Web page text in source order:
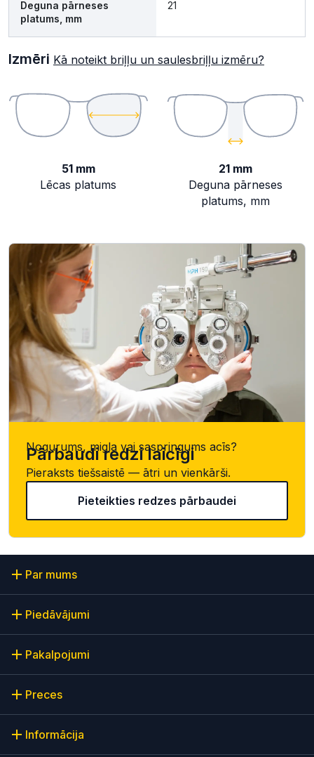
Deguna pārneses
platums, mm
21
Izmēri Kā noteikt briļļu un saulesbriļļu izmēru?
51 mm
Lēcas platums
21 mm
Deguna pārneses
platums, mm
Nogurums, migla vai saspringums acīs?
Pārbaudi redzi laicīgi
Pieraksts tiešsaistē — ātri un vienkārši.
Pieteikties redzes pārbaudei
Par mums
Piedāvājumi
Pakalpojumi
Preces
Informācija